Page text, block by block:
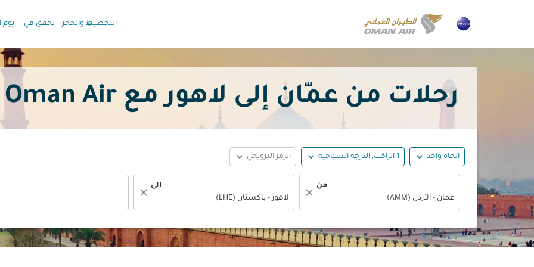
التخطيط والحجز
keyboard_arrow_down تحقق في يوم
رحلات من عمّان إلى لاهور مع Oman Air بدءًا
اتجاه واحد expand_more 1 الراكب, الدرجة السياحية expand_more الرمز الترويجي expand_more
من
close
الى
close